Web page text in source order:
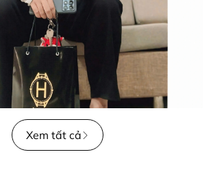
Xem tất cả